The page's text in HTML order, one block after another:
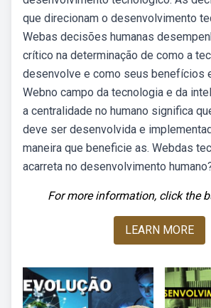
que direcionam o desenvolvimento
Webas decisões humanas
crítico na determinação de como a
desenvolve e como seus benefícios
Webno campo da tecnologia e da
a centralidade no humano significa
deve ser desenvolvida e
maneira que beneficie as. Webdas
acarreta no desenvolvimento
For more information, click the
LEARN MORE